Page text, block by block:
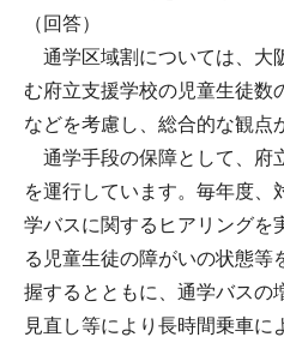
（回答）
通学区域割については、大
む府立支援学校の児童生徒数
などを考慮し、総合的な観点
通学手段の保障として、府
を運行しています。毎年度、
学バスに関するヒアリングを
る児童生徒の障がいの状態等
握するとともに、通学バスの
見直し等により長時間乗車に